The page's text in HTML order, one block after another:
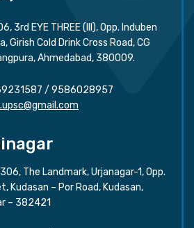
3rd EYE THREE (III), Opp. Induben
Girish Cold Drink Cross Road, CG
Ahmedabad, 380009.
/ 9586028957
The Landmark, Urjanagar-1, Opp.
Kudasan – Por Road, Kudasan,
– 382421